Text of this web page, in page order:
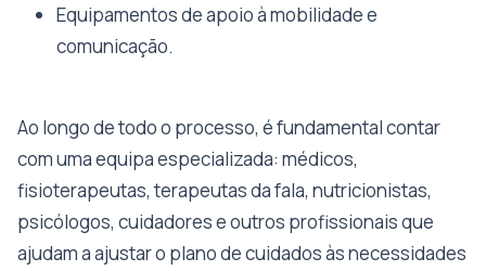
Equipamentos de apoio à mobilidade e
comunicação.
Ao longo de todo o processo, é fundamental contar
com uma equipa especializada: médicos,
fisioterapeutas, terapeutas da fala, nutricionistas,
psicólogos, cuidadores e outros profissionais que
ajudam a ajustar o plano de cuidados às necessidades